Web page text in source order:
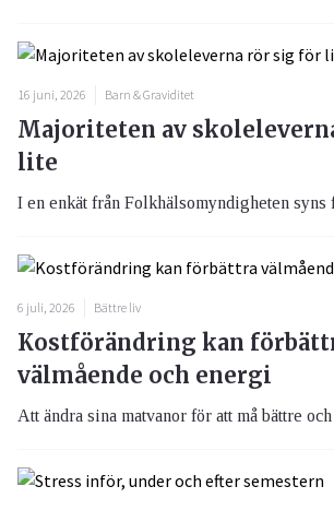
16 juni, 2026 Barn & Graviditet
Majoriteten av
lite
I en enkät från Folkhälsomyndigheten syns
6 juli, 2026 Bättre liv
Kostförändring kan
välmående och energi
Att ändra sina matvanor för att må bättre